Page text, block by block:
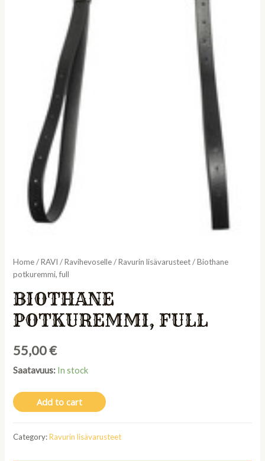
Home/RAVI /Ravihevoselle/Ravurin lisävarusteet/ Biothane
potkuremmi, full
BIOTHANE
POTKUREMMI, FULL
55,00€
Saatavuus: In stock
Add to cart
Category:Ravurin lisävarusteet